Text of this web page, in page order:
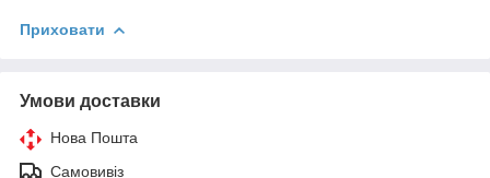
Приховати
Умови доставки
Нова Пошта
Самовивіз